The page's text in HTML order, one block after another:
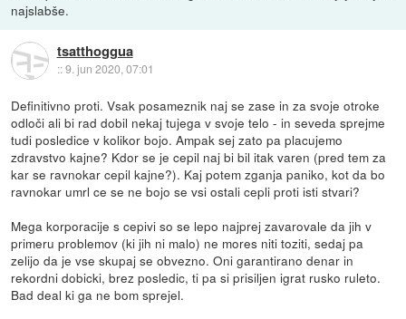
najslabše.
tsatthoggua
::9. jun 2020, 07:01
Definitivno proti. Vsak posameznik naj se zase in za svoje otroke
odloči ali bi rad dobil nekaj tujega v svoje telo - in seveda sprejme
tudi posledice v kolikor bojo. Ampak sej zato pa placujemo
zdravstvo kajne? Kdor se je cepil naj bi bil itak varen (pred tem za
kar se ravnokar cepil kajne?). Kaj potem zganja paniko, kot da bo
ravnokar umrl ce se ne bojo se vsi ostali cepli proti isti stvari?
Mega korporacije s cepivi so se lepo najprej zavarovale da jih v
primeru problemov (ki jih ni malo) ne mores niti toziti, sedaj pa
zelijo da je vse skupaj se obvezno. Oni garantirano denar in
rekordni dobicki, brez posledic, ti pa si prisiljen igrat rusko ruleto.
Bad deal ki ga ne bom sprejel.